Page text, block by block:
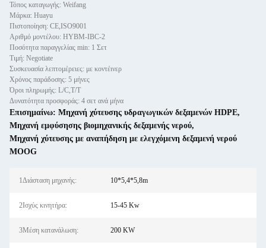
Τόπος καταγωγής: Weifang
Μάρκα: Huayu
Πιστοποίηση: CE,ISO9001
Αριθμό μοντέλου: HYBM-IBC-2
Ποσότητα παραγγελίας min: 1 Σετ
Τιμή: Negotiate
Συσκευασία λεπτομέρειες: με κοντέινερ
Χρόνος παράδοσης: 5 μήνες
Όροι πληρωμής: L/C,T/T
Δυνατότητα προσφοράς: 4 σετ ανά μήνα
Επισημαίνω: Μηχανή χύτευσης υδραγωγικών δεξαμενών HDPE,
Μηχανή εμφύσησης βιομηχανικής δεξαμενής νερού,
Μηχανή χύτευσης με αναπήδηση με ελεγχόμενη δεξαμενή νερού
MOOG
1Διάσταση μηχανής: 10*5,4*5,8m
2Ισχύς κινητήρα: 15-45 Kw
3Μέση κατανάλωση: 200 KW